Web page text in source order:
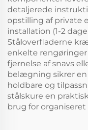
detaljerede
opstilling af private
installation (1-2
Ståloverfladerne
enkelte
fjernelse af snavs
belægning sikrer en
holdbare og
stålskure en
brug for